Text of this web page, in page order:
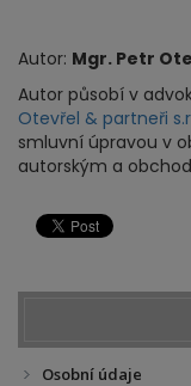
Autor: Mgr. Petr
Autor působí v
Otevřel & partneři
smluvní úpravou v
autorským a
Osobní údaje